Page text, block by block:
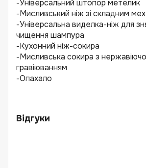
-Універсальний штопор метелик
-Мисливський ніж зі складним
-Універсальна виделка-ніж для
чищення шампура
-Кухонний ніж-сокира
-Мисливська сокира з
гравіюванням
-Опахало
Відгуки